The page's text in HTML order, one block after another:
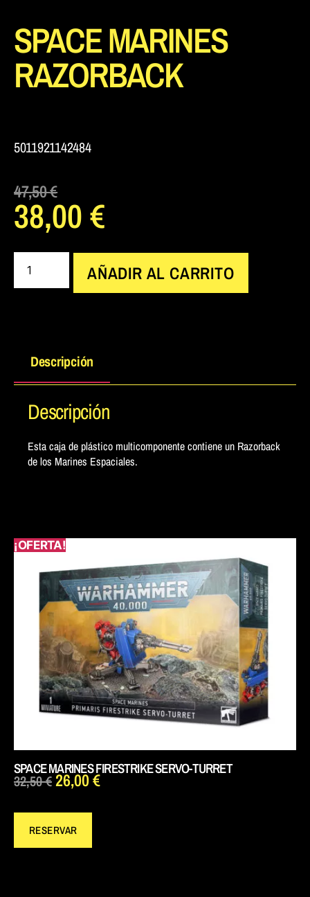
SPACE MARINES
RAZORBACK
5011921142484
47,50€
38,00€
AÑADIR AL CARRITO
¡OFERTA!
SPACE MARINES FIRESTRIKE SERVO-TURRET
32,50€26,00€
RESERVAR
Descripción
Descripción
Esta caja de plástico multicomponente contiene un Razorback
de los Marines Espaciales.